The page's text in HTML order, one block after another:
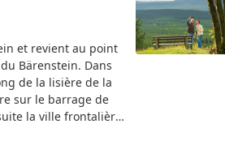
et revient au point
Bärenstein. Dans
de la lisière de la
sur le barrage de
la ville frontalière